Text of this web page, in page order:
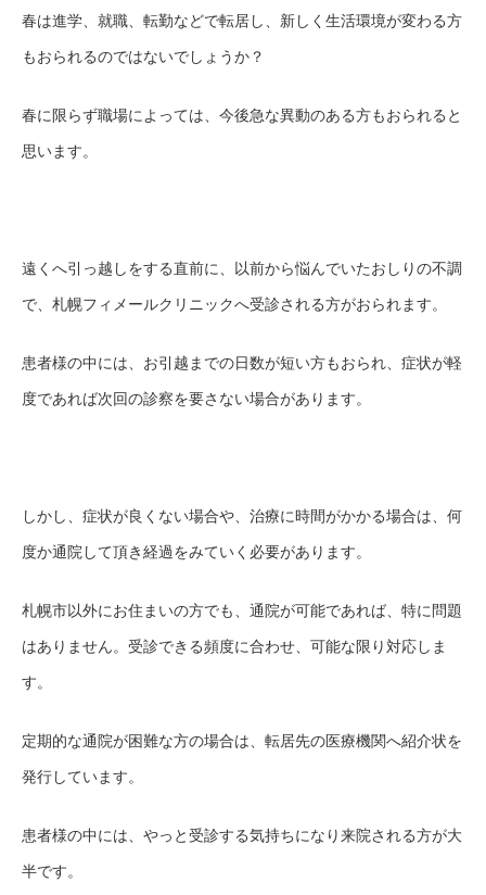
春は進学、就職、転勤などで転居し 新し く生活環境が変わる方
もおられるのではないでしょうか？
春に限らず職場によっては、今後急な異動のある方もおられると
思います。
遠くへ引っ越しをする直前に、以前から悩んでいたお しりの不調
で、札幌フィメールクリニックへ受診される方がおられます。
患者様の中には、お引越 までの日数が短い方もおられ、症状が軽
度であれば次回の診察を要さない場合があります。
しかし、 症状が良くない場合や 治療に時間がかかる場合は、 何
度か通院して頂き経過をみていく必要があります。
札幌市以外にお住まいの方でも 通院が可能であれば、特に問題
はありません。 受診できる頻度に合わせ、可能な限り対応しま
す。
定期的な通院が困難な方の場合は、転居先の医療機関へ紹介状を
発行しています。
患者様の中には、やっと受診する気持ちになり来院される方が大
半です。